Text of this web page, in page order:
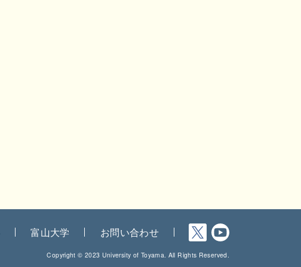
富山大学 お問い合わせ
Copyright © 2023 University of Toyama. All Rights Reserved.